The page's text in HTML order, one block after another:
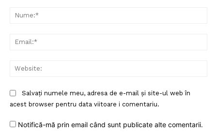
Salvați numele meu, adresa de e-mail și site-ul web în
acest browser pentru data viitoare i comentariu.
Notifică-mă prin email când sunt publicate alte comentarii.